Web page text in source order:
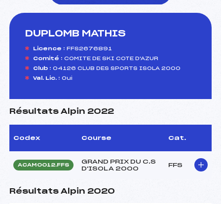
DUPLOMB MATHIS
Licence : FFS2676891
Comité : COMITE DE SKI COTE D'AZUR
Club : 04126 CLUB DES SPORTS ISOLA 2000
Val. Lic. : Oui
Résultats Alpin 2022
Codex Course Cat.
ACAM0012.FFS
GRAND PRIX DU C.S
D'ISOLA 2000
FFS
Résultats Alpin 2020